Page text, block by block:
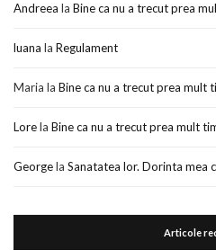
Andreea la Bine ca nu a trecut prea
luana la Regulament
Maria la Bine ca nu a trecut prea mult
Lorela Bine ca nu a trecut prea mult
Georgela Sanatatea lor. Dorinta mea
Articole